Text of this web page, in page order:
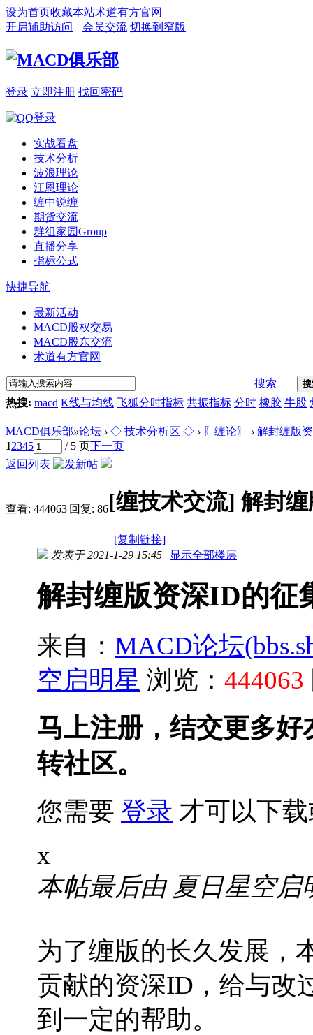
设为首页收藏本站术道有方官网
开启辅助访问
会员交流 切换到窄版
登录 立即注册 找回密码
实战看盘
技术分析
波浪理论
江恩理论
缠中说缠
期货交流
群组家园Group
直播分享
指标公式
快捷导航
最新活动
MACD股权交易
MACD股东交流
术道有方官网
搜索
热搜: macd K线与均线 飞狐分时指标 共振指标 分时 橡胶 牛股
MACD俱乐部»论坛 › ◇ 技术分析区 ◇ › 〖缠论〗 › 解封缠版
12345 / 5 页下一页
返回列表
查看: 444063|回复: 86[缠技术交流]解封
[复制链接]
发表于 2021-1-29 15:45 | 显示全部楼层
解封缠版资深ID的征
来自： MACD论坛
空启明星 浏览： 444063
马上注册，结交更多
转社区。
您需要 登录 才可以下
x
本帖最后由 夏日星空启
为了缠版的长久发展，
贡献的资深ID，给与改
到一定的帮助。